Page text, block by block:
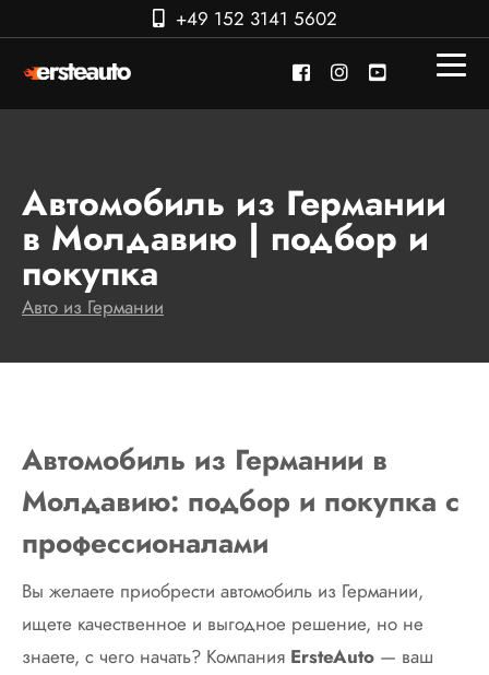
+49 152 3141 5602
Автомобиль из Германии
в Молдавию | подбор и
покупка
Авто из Германии
Автомобиль из Германии в
Молдавию: подбор и покупка с
профессионалами
Вы желаете приобрести автомобиль из Германии,
ищете качественное и выгодное решение, но не
знаете, с чего начать? Компания ErsteAuto — ваш